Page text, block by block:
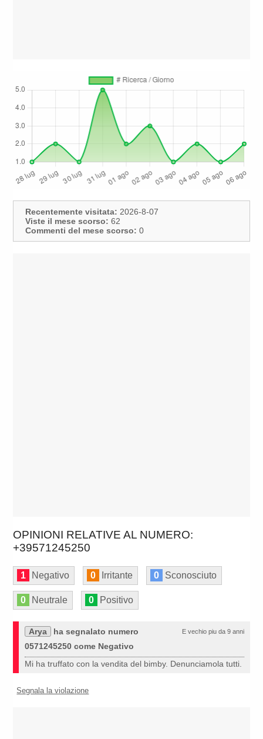
Recentemente visitata: 2026-8-07
Viste il mese scorso: 62
Commenti del mese scorso: 0
OPINIONI RELATIVE AL NUMERO:
+39571245250
1 Negativo 0 Irritante 0 Sconosciuto
0 Neutrale 0 Positivo
E vechio piu da 9 anni
Arya
ha segnalato numero
0571245250 come Negativo
Mi ha truffato con la vendita del bimby. Denunciamola tutti.
Segnala la violazione